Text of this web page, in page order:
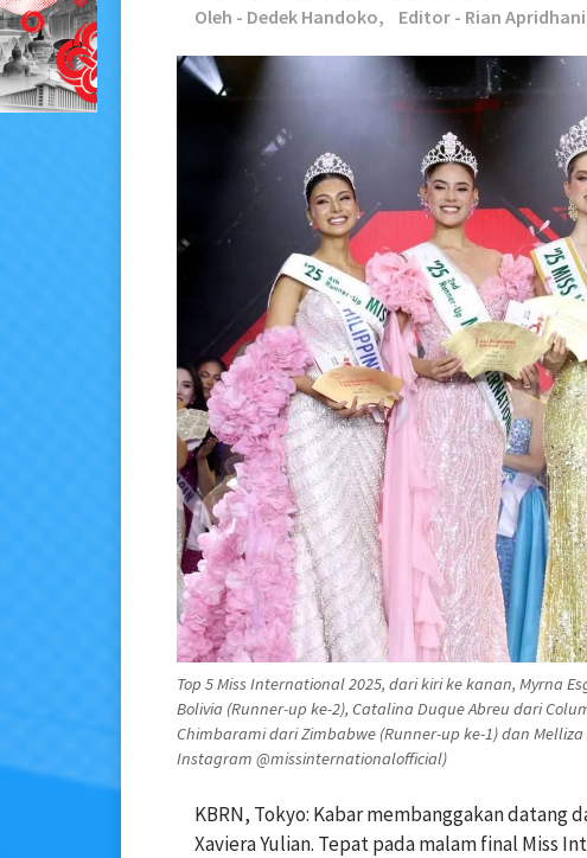
Oleh - Dedek Handoko,
Editor - Rian Apridhani
Top 5 Miss International 2025, dari kiri ke kanan, Myrna
Bolivia (Runner-up ke-2), Catalina Duque Abreu dari
Chimbarami dari Zimbabwe (Runner-up ke-1) dan
Instagram @missinternationalofficial)
KBRN, Tokyo: Kabar membanggakan datang
Xaviera Yulian. Tepat pada malam final Miss